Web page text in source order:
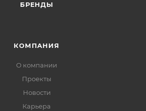
БРЕНДЫ
КОМПАНИЯ
О компании
Проекты
Новости
Карьера